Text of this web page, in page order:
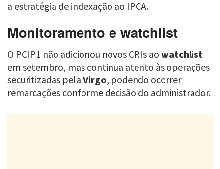
a estratégia de indexação ao IPCA.
Monitoramento e watchlist
O PCIP1 não adicionou novos CRIs ao watchlist
em setembro, mas continua atento às operações
securitizadas pela Virgo, podendo ocorrer
remarcações conforme decisão do administrador.